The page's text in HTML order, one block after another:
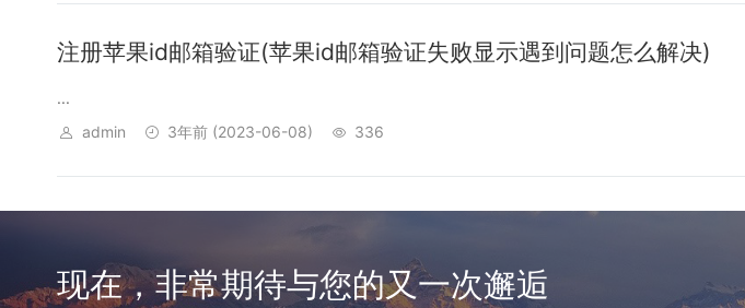
注册苹果id邮箱验证(苹果id邮箱验证失败显示遇到问题怎么解决)
...
admin
3年前 (2023-06-08) 336
现在，非常期待与您的又一次邂逅